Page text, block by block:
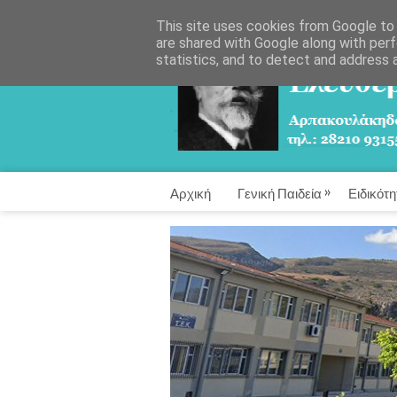
Αρχική Γενική Παιδεία »
This site uses cookies from Google
are shared with Google along with
statistics, and to detect and address